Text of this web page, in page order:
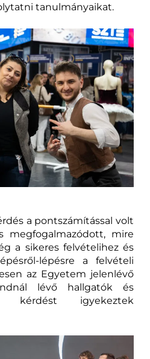
tanulmányaikat.
a pontszámítással volt
megfogalmazódott, mire
a sikeres felvételihez és
lépésre a felvételi
az Egyetem jelenlévő
lévő hallgatók és
kérdést igyekeztek